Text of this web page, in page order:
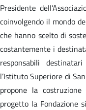
Presidente
coinvolgendo il mondo
che hanno scelto di
costantemente i
responsabili
l’Istituto Superiore di
propone la
progetto la Fondazione